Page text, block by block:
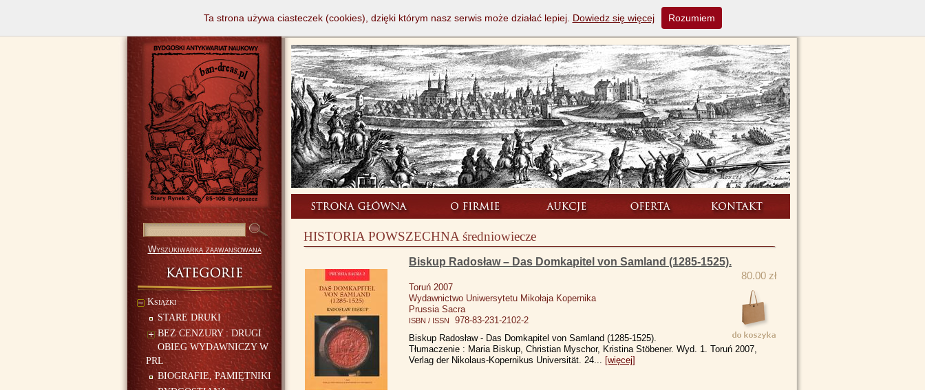
Wyszukiwarka zaawansowana
Książki
STARE DRUKI
BEZ CENZURY : DRUGI
OBIEG WYDAWNICZY W
PRL
BIOGRAFIE, PAMIĘTNIKI
HISTORIA POWSZECHNA średniowiecze
Biskup Radosław – Das Domkapitel von Samland (1285-1525).
80.00 zł
Toruń 2007
Wydawnictwo Uniwersytetu Mikołaja Kopernika
Prussia Sacra
ISBN / ISSN
978-83-231-2102-2
Biskup Radosław - Das Domkapitel von Samland (1285-1525).
Tłumaczenie : Maria Biskup, Christian Myschor, Kristina Stöbener. Wyd. 1. Toruń 2007,
Verlag der Nikolaus-Kopernikus Universität. 24... [więcej]
Ta strona używa ciasteczek (cookies), dzięki którym nasz serwis może działać lepiej. Dowiedz się więcej Rozumiem